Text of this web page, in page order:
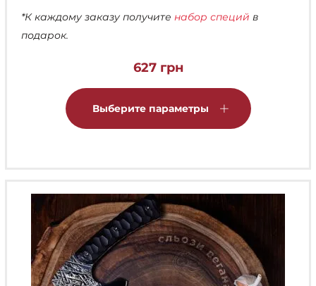
*К каждому заказу получите набор специй в
подарок.
627 грн
Выберите параметры
товар
можно
странице
товара.